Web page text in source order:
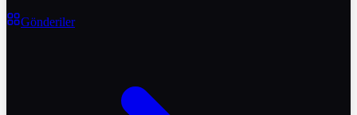
Gönderiler